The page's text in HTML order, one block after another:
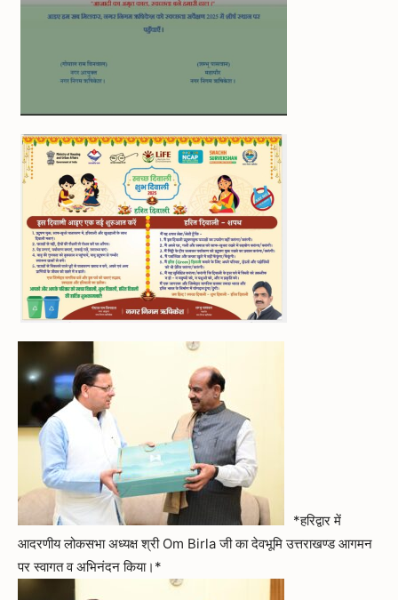
*हरिद्वार में
आदरणीय लोकसभा अध्यक्ष श्री Om Birla जी का देवभूमि उत्तराखण्ड आगमन
पर स्वागत व अभिनंदन किया।*